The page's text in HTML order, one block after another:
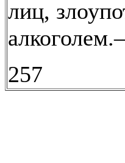
лиц,
257